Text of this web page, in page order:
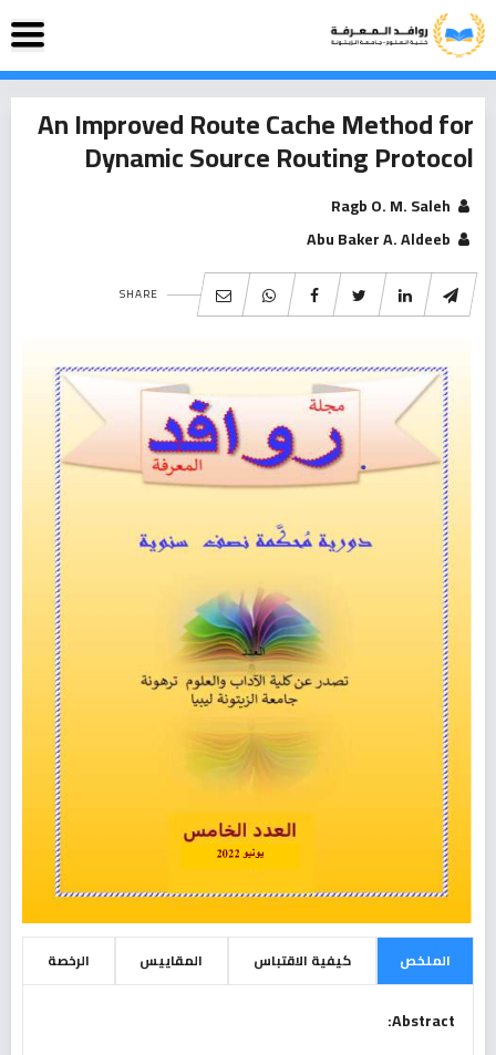
An Improved Route Cache Method for
Dynamic Source Routing Protocol
SHARE
الملخص كيفية الاقتباس المقاييس الرخصة
Abstract: